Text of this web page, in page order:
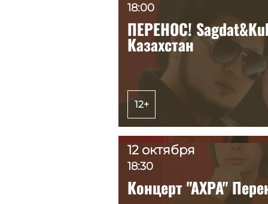
18:00
ПЕРЕНОС!
Казахстан
12+
18:00
ПЕРЕНОС!
Казахстан
12+
12 октября
18:30
Концерт "АХРА"
12 октября
18:30
Концерт "АХРА"